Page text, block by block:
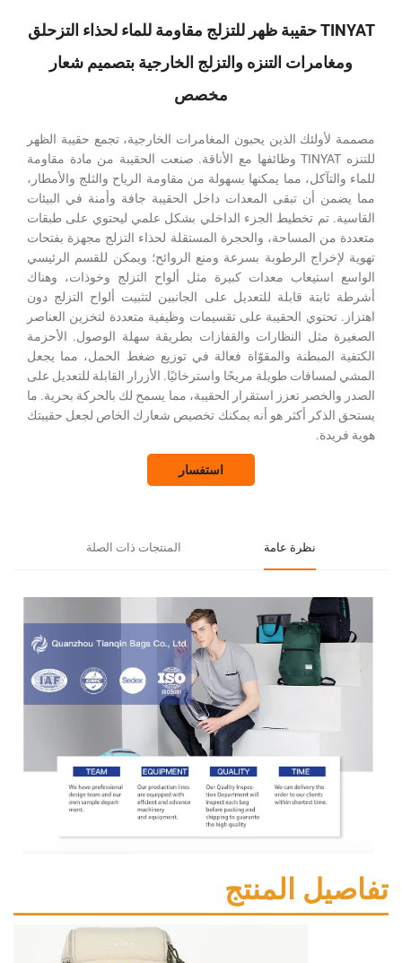
TINYAT حقيبة ظهر للتزلج مقاومة للماء لحذاء التزحلق
التنزه والتزلج الخارجية بتصميم شعار
الذين يحبون المغامرات الخارجية، تجمع حقيبة الظهر
للتنزه TINYAT وظائفها مع الأناقة. صنعت الحقيبة من مادة مقاومة
مما يمكنها بسهولة من مقاومة الرياح والثلج والأمطار،
أن تبقى المعدات داخل الحقيبة جافة وأمنة في البيئات
تم تخطيط الجزء الداخلي بشكل علمي ليحتوي على طبقات
المساحة، والحجرة المستقلة لحذاء التزلج مجهزة بفتحات
الرطوبة بسرعة ومنع الروائح؛ ويمكن للقسم الرئيسي
معدات كبيرة مثل ألواح التزلج وخوذات، وهناك
قابلة للتعديل على الجانبين لتثبيت ألواح التزلج دون
الحقيبة على تقسيمات وظيفية متعددة لتخزين العناصر
مثل النظارات والقفازات بطريقة سهلة الوصول. الأحزمة
والمقوّاة فعالة في توزيع ضغط الحمل، مما يجعل
طويلة مريحًا واسترخائيًا. الأزرار القابلة للتعديل على
تعزز استقرار الحقيبة، مما يسمح لك بالحركة بحرية. ما
أكثر هو أنه يمكنك تخصيص شعارك الخاص لجعل حقيبتك
المنتجات ذات الصلة
المنتج